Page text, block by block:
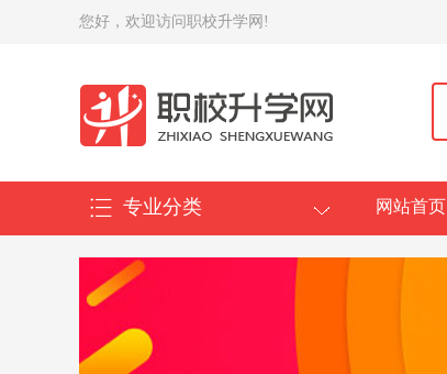
您好，欢迎访问职校升学网!
专业分类 网站首页